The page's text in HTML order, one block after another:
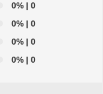
kiện - thiết bị cho
xe điện. Giá thành
0% | 0
0% | 0
0% | 0
0% | 0